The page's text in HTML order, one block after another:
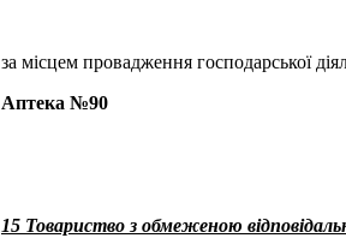
за місцем провадження господарської
Аптека №90
15 Товариство з обмеженою